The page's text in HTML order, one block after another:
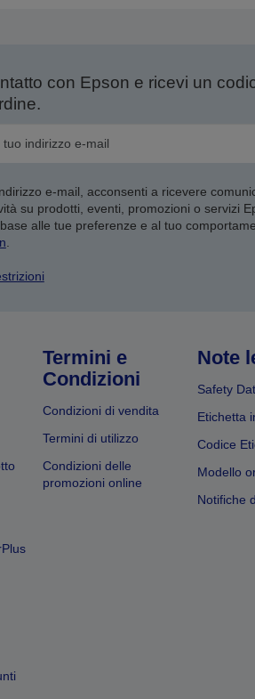
con Epson e ricevi un
e-mail, acconsenti a ricevere
su prodotti, eventi, promozioni o servizi
alle tue preferenze e al tuo
.
Termini e
Condizioni
Condizioni di vendita
Termini di utilizzo
Condizioni delle
promozioni online
Note
Safety
Etichetta
Codice
Modello
Notifiche